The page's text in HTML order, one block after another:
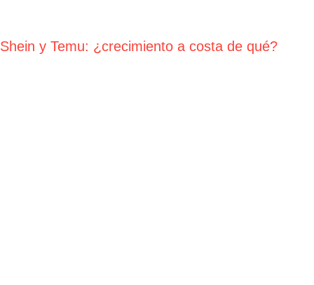
Shein y Temu: ¿crecimiento a costa de qué?